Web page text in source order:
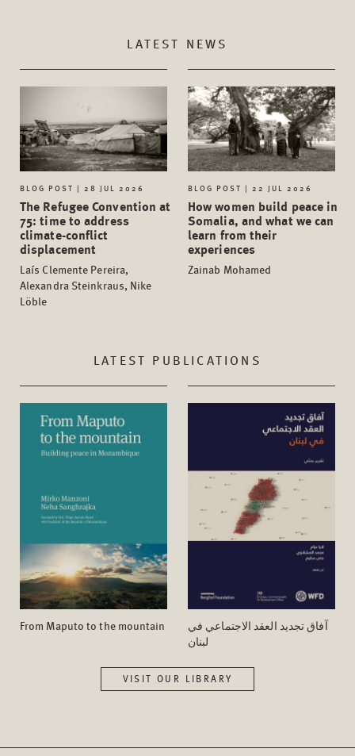
LATEST NEWS
BLOG POST | 28 JUL 2026
The Refugee Convention at
75: time to address
climate-conflict
displacement
Laís Clemente Pereira,
Alexandra Steinkraus, Nike
Löble
BLOG POST | 22 JUL 2026
How women build peace in
Somalia, and what we can
learn from their
experiences
Zainab Mohamed
LATEST PUBLICATIONS
From Maputo to the mountain
آفاق تجدید العقد الاجتماعي في
لبنان
VISIT OUR LIBRARY